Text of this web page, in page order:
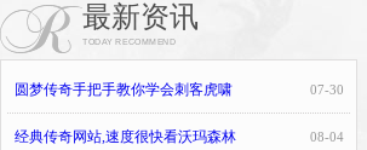
最新资讯
TODAY RECOMMEND
07-30
圆梦传奇手把手教你学会刺客虎啸
08-04
经典传奇网站,速度很快看沃玛森林